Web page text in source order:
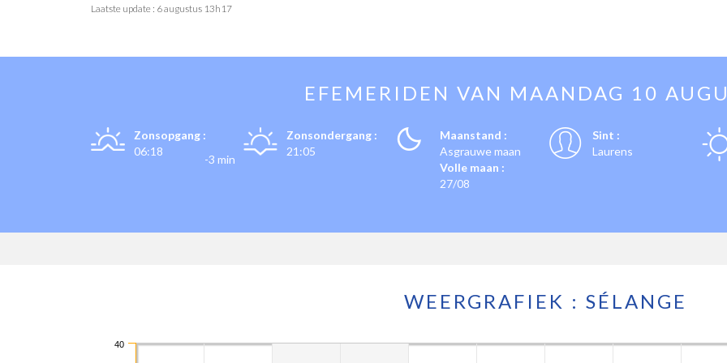
Laatste update : 6 augustus 13h17
EFEMERIDEN VAN MAANDAG 10
Zonsopgang :
06:18
-3 min
Zonsondergang :
21:05
Maanstand :
Asgrauwe maan
Volle maan :
27/08
Sint :
Laurens
WEERGRAFIEK : SÉLANGE
40